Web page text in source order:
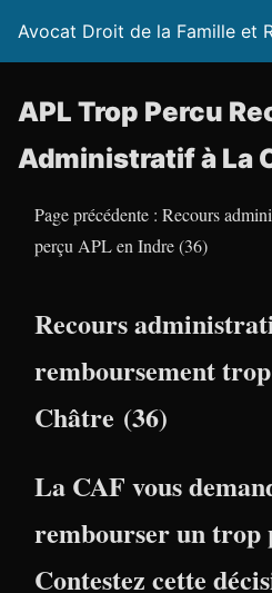
Avocat Droit de la Famille et
APL Trop Percu
Administratif à La
Page précédente : Recours
perçu APL en Indre (36)
Recours
remboursement
Châtre (36)
La CAF vous
rembourser un trop
Contestez cette